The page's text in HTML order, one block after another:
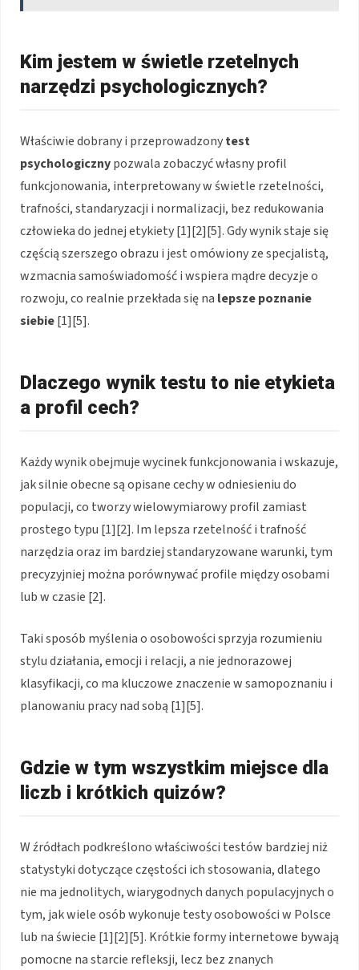
Kim jestem w świetle rzetelnych
narzędzi psychologicznych?
Właściwie dobrany i przeprowadzonytest
psychologicznypozwala zobaczyć własny profil
funkcjonowania, interpretowany w świetle rzetelności,
trafności, standaryzacji i normalizacji, bez redukowania
człowieka do jednej etykiety [1][2][5]. Gdy wynik staje się
częścią szerszego obrazu i jest omówiony ze specjalistą,
wzmacnia samoświadomość i wspiera mądre decyzje o
rozwoju, co realnie przekłada się na lepsze poznanie
siebie[1][5].
Dlaczego wynik testu to nie etykieta
a profil cech?
Każdy wynik obejmuje wycinek funkcjonowania i wskazuje,
jak silnie obecne są opisane cechy w odniesieniu do
populacji, co tworzy wielowymiarowy profil zamiast
prostego typu [1][2]. Im lepsza rzetelność i trafność
narzędzia oraz im bardziej standaryzowane warunki, tym
precyzyjniej można porównywać profile między osobami
lub w czasie [2].
Taki sposób myślenia o osobowości sprzyja rozumieniu
stylu działania, emocji i relacji, a nie jednorazowej
klasyfikacji, co ma kluczowe znaczenie w samopoznaniu i
planowaniu pracy nad sobą [1][5].
Gdzie w tym wszystkim miejsce dla
liczb i krótkich quizów?
W źródłach podkreślono właściwości testów bardziej niż
statystyki dotyczące częstości ich stosowania, dlatego
nie ma jednolitych, wiarygodnych danych populacyjnych o
tym, jak wiele osób wykonuje testy osobowości w Polsce
lub na świecie [1][2][5]. Krótkie formy internetowe bywają
pomocne na starcie refleksji, lecz bez znanych